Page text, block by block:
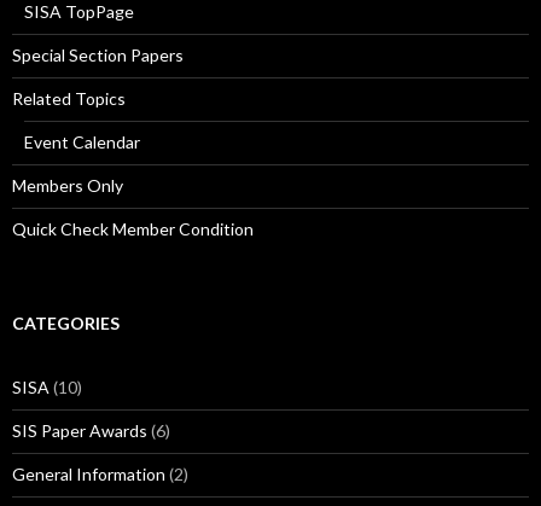
SISA TopPage
Special Section Papers
Related Topics
Event Calendar
Members Only
Quick Check Member Condition
CATEGORIES
SISA (10)
SIS Paper Awards (6)
General Information (2)